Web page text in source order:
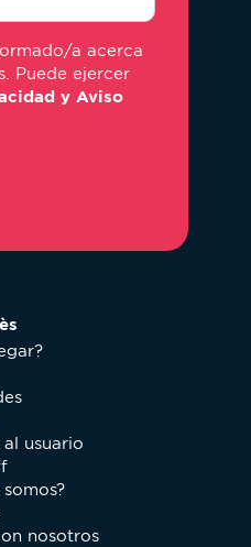
a acerca
Puede ejercer
y Aviso
usuario
nosotros